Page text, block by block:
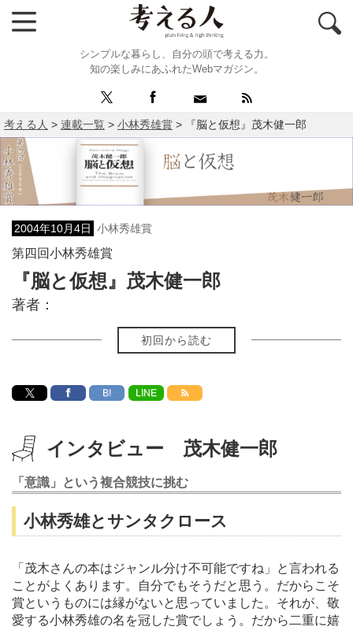
シンプルな暮らし、自分の頭で考える力。
知の楽しみにあふれたWebマガジン。
考える人 > 連載一覧 > 小林秀雄賞 > 『脳と仮想』茂木健一郎
2004年10月4日 小林秀雄賞
第四回小林秀雄賞
『脳と仮想』茂木健一郎
著者：
初回から読む
B! LINE
インタビュー 茂木健一郎
「意識」という複合競技に挑む
小林秀雄とサンタクロース
「茂木さんの本はジャンル分け不可能ですね」と言われる
ことがよくあります。自分でもそうだと思う。だからこそ
賞というものには縁がないと思っていました。それが、敬
愛する小林秀雄の名を冠した賞でしょう。だから二重に嬉